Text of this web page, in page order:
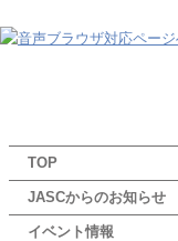
TOP
JASCからのお知らせ
イベント情報